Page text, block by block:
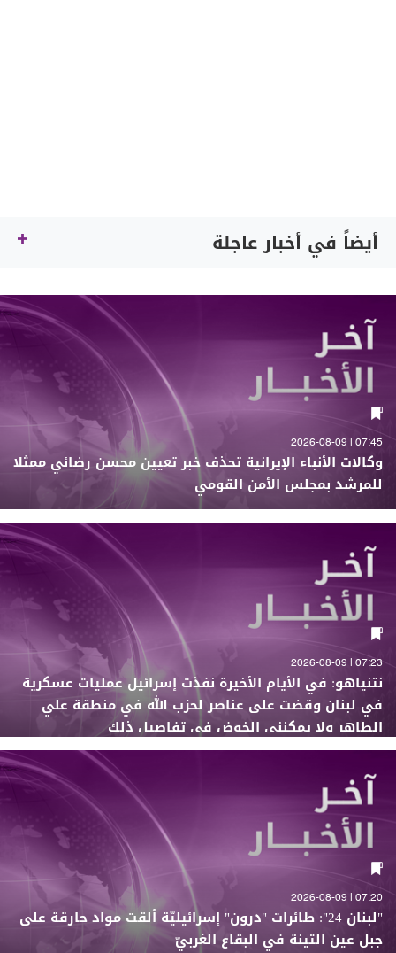
أيضاً في أخبار عاجلة
07:45 | 2026-08-09
وكالات الأنباء الإيرانية تحذف خبر تعيين محسن رضائي ممثلا
للمرشد بمجلس الأمن القومي
07:23 | 2026-08-09
نتنياهو: في الأيام الأخيرة نفذت إسرائيل عمليات عسكرية
في لبنان وقضت على عناصر لحزب الله في منطقة علي
الطاهر ولا يمكنني الخوض في تفاصيل ذلك
07:20 | 2026-08-09
"لبنان 24": طائرات "درون" إسرائيليّة ألقت مواد حارقة على
جبل عين التينة في البقاع الغربيّ